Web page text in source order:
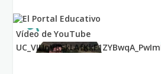
Vídeo de YouTube